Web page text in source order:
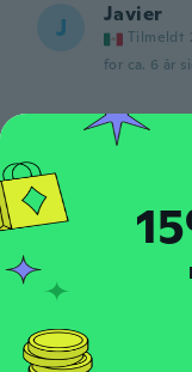
J Javier
Tilmeldt
for ca. 6 år
Produto
... Mas
for ca. 6 år
보